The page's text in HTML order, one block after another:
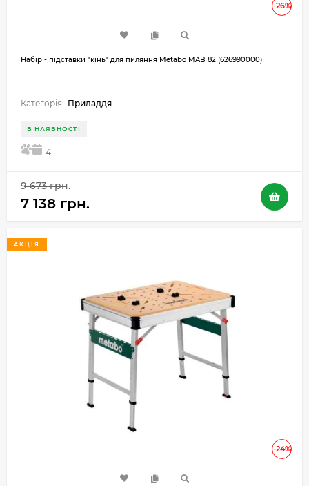
-26%
Набір - підставки "кінь" для пиляння Metabo MAB 82 (626990000)
Категорія: Приладдя
В НАЯВНОСТІ
5 4
9 673 грн.
7 138 грн.
-24%
АКЦІЯ